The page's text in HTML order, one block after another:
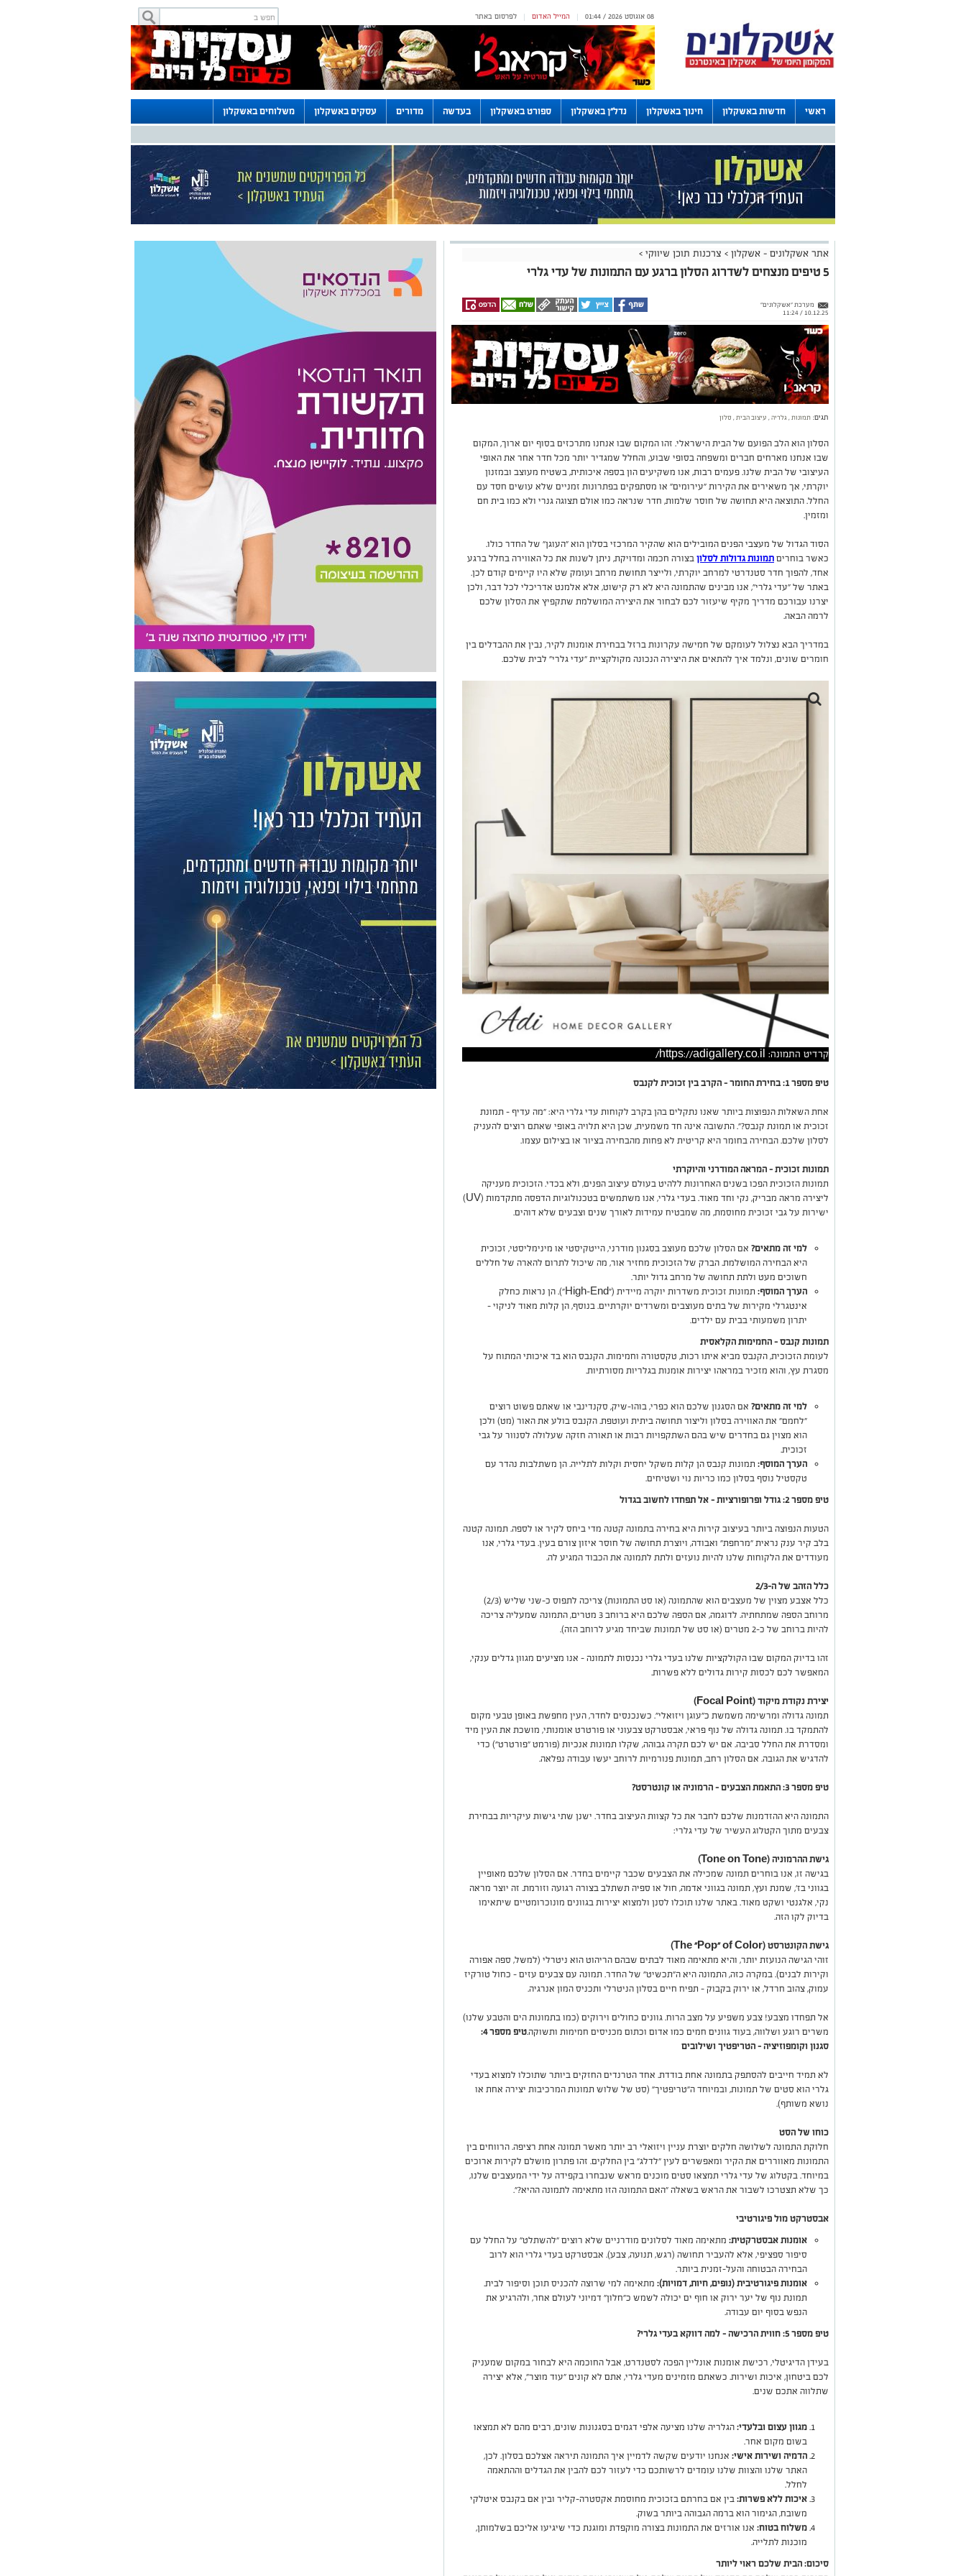
לפרסום באתר | המייל האדום | 08 אוגוסט 2026 / 01:44
ראשי חדשות באשקלון חינוך באשקלון נדל"ן באשקלון ספורט באשקלון בעדשה מדורים עסקים באשקלון משלוחים באשקלון
אתר אשקלונים - אשקלון > צרכנות תוכן שיווקי >
5 טיפים מנצחים לשדרוג הסלון ברגע עם התמונות של עדי גלרי
מערכת "אשקלונים"
10.12.25 / 11:24
תגים: תמונות,גלריה, עיצוב הבית, סלון
הסלון הוא הלב הפועם של הבית הישראלי. זהו המקום שבו אנחנו מתרכזים בסוף יום ארוך, המקום
שבו אנחנו מארחים חברים ומשפחה בסופי שבוע, והחלל שמגדיר יותר מכל חדר אחר את האופי
העיצובי של הבית שלנו. פעמים רבות, אנו משקיעים הון בספה איכותית, בשטיח מעוצב ובמזנון
יוקרתי, אך משאירים את הקירות "עירומים" או מסתפקים בפתרונות זמניים שלא עושים חסד עם
החלל. התוצאה היא תחושה של חוסר שלמות, חדר שנראה כמו אולם תצוגה גנרי ולא כמו בית חם
ומזמין.
הסוד הגדול של מעצבי הפנים המובילים הוא שהקיר המרכזי בסלון הוא "העוגן" של החדר כולו.
כאשר בוחריםתמונות גדולות לסלוןבצורה חכמה ומדויקת, ניתן לשנות את כל האווירה בחלל ברגע
אחד, להפוך חדר סטנדרטי למרחב יוקרתי, ולייצר תחושת מרחב ועומק שלא היו קיימים קודם לכן.
באתר של "עדי גלרי", אנו מבינים שהתמונה היא לא רק קישוט, אלא אלמנט אדריכלי לכל דבר, ולכן
יצרנו עבורכם מדריך מקיף שיעזור לכם לבחור את היצירה המושלמת שתקפיץ את הסלון שלכם
לרמה הבאה.
במדריך הבא נצלול לעומקם של חמישה עקרונות ברזל בבחירת אומנות לקיר, נבין את ההבדלים בין
חומרים שונים, ונלמד איך להתאים את היצירה הנכונה מקולקציית "עדי גלרי" לבית שלכם.
קרדיט התמונה: https://adigallery.co.il/
טיפ מספר 1: בחירת החומר – הקרב בין זכוכית לקנבס
אחת השאלות הנפוצות ביותר שאנו נתקלים בהן בקרב לקוחות עדי גלרי היא: "מה עדיף – תמונת
זכוכית או תמונת קנבס?". התשובה אינה חד משמעית, שכן היא תלויה באופי שאתם רוצים להעניק
לסלון שלכם. הבחירה בחומר היא קריטית לא פחות מהבחירה בציור או בצילום עצמו.
תמונות זכוכית – המראה המודרני והיוקרתי
תמונות הזכוכית הפכו בשנים האחרונות ללהיט בעולם עיצוב הפנים, ולא בכדי. הזכוכית מעניקה
ליצירה מראה מבריק, נקי וחד מאוד. בעדי גלרי, אנו משתמשים בטכנולוגיות הדפסה מתקדמות (UV)
ישירות על גבי זכוכית מחוסמת, מה שמבטיח עמידות לאורך שנים וצבעים שלא דוהים.
למי זה מתאים? אם הסלון שלכם מעוצב בסגנון מודרני, הייטקיסטי או מינימליסטי, זכוכית
היא הבחירה המושלמת. הברק של הזכוכית מחזיר אור, מה שיכול לתרום להארה של חללים
חשוכים מעט ולתת תחושה של מרחב גדול יותר.
הערך המוסף:
תמונות זכוכית משדרות יוקרה מיידית ("High-End"). הן נראות כחלק
אינטגרלי מקירות של בתים מעוצבים ומשרדים יוקרתיים. בנוסף, הן קלות מאוד לניקוי –
יתרון משמעותי בבית עם ילדים.
תמונות קנבס – החמימות הקלאסית
לעומת הזכוכית, הקנבס מביא איתו רכות, טקסטורה וחמימות. הקנבס הוא בד איכותי המתוח על
מסגרת עץ, והוא מזכיר במראהו יצירות אומנות בגלריות מסורתיות.
למי זה מתאים? אם הסגנון שלכם הוא כפרי, בוהו-שיק, סקנדינבי או שאתם פשוט רוצים
"לחמם" את האווירה בסלון וליצור תחושה ביתית ועוטפת. הקנבס בולע את האור (מט) ולכן
הוא מצוין גם בחדרים שיש בהם השתקפויות רבות או תאורה חזקה שעלולה לסנוור על גבי
זכוכית.
הערך המוסף: תמונות קנבס הן קלות משקל יחסית וקלות לתלייה. הן משתלבות נהדר עם
טקסטיל נוסף בסלון כמו כריות נוי ושטיחים.
טיפ מספר 2: גודל ופרופורציות – אל תפחדו לחשוב בגדול
הטעות הנפוצה ביותר בעיצוב קירות היא בחירה בתמונה קטנה מדי ביחס לקיר או לספה. תמונה קטנה
בלב קיר ענק נראית "מרחפת" ואבודה, ויוצרת תחושה של חוסר איזון צורם בעין. בעדי גלרי, אנו
מעודדים את הלקוחות שלנו להיות נועזים ולתת לתמונה את הכבוד המגיע לה.
כלל הזהב של ה-2/3
כלל אצבע מצוין של מעצבים הוא שהתמונה (או סט התמונות) צריכה לתפוס כ-שני שליש (2/3)
מרוחב הספה שמתחתיה. לדוגמה, אם הספה שלכם היא ברוחב 3 מטרים, התמונה שמעליה צריכה
להיות ברוחב של כ-2 מטרים (או סט של תמונות שביחד מגיע לרוחב הזה).
זהו בדיוק המקום שבו הקולקציות שלנו בעדי גלרי נכנסות לתמונה – אנו מציעים מגוון גדלים ענקי,
המאפשר לכם לכסות קירות גדולים ללא פשרות.
יצירת נקודת מיקוד (Focal Point)
תמונה גדולה ומרשימה משמשת כ"עוגן ויזואלי". כשנכנסים לחדר, העין מחפשת באופן טבעי מקום
להתמקד בו. תמונה גדולה של נוף פראי, אבסטרקט צבעוני או פורטרט אומנותי, מושכת את העין מיד
ומסדרת את החלל סביבה. אם יש לכם תקרה גבוהה, שקלו תמונות אנכיות (פורמט "פורטרט") כדי
להדגיש את הגובה. אם הסלון רחב, תמונות פנורמיות לרוחב יעשו עבודה נפלאה.
טיפ מספר 3: התאמת הצבעים – הרמוניה או קונטרסט?
התמונה היא ההזדמנות שלכם לחבר את כל קצוות העיצוב בחדר. ישנן שתי גישות עיקריות בבחירת
צבעים מתוך הקטלוג העשיר של עדי גלרי:
גישת ההרמוניה (Tone on Tone)
בגישה זו, אנו בוחרים תמונה שמכילה את הצבעים שכבר קיימים בחדר. אם הסלון שלכם מאופיין
בגווני בז', שמנת ועץ, תמונה בגווני אדמה, חול או ספיה תשתלב בצורה רגועה וזורמת. זה יוצר מראה
נקי, אלגנטי ושקט מאוד. באתר שלנו תוכלו לסנן ולמצוא יצירות בגוונים מונוכרומטיים שיתאימו
בדיוק לקו הזה.
גישת הקונטרסט (The "Pop" of Color)
זוהי הגישה הנועזת יותר, והיא מתאימה מאוד לבתים שבהם הריהוט הוא ניטרלי (למשל, ספה אפורה
וקירות לבנים). במקרה כזה, התמונה היא ה"תכשיט" של החדר. תמונה עם צבעים עזים – כחול טורקיז
עמוק, צהוב חרדל, או ירוק בקבוק – תפיח חיים בסלון הניטרלי ותכניס המון אנרגיה.
אל תפחדו מצבע! צבע משפיע על מצב הרוח. גוונים כחולים וירוקים (כמו בתמונות הים והטבע שלנו)
משרים רוגע ושלווה, בעוד גוונים חמים כמו אדום וכתום מכניסים חמימות ותשוקה.
טיפ מספר 4:
סגנון וקומפוזיציה – הטריפטיך ושילובים
לא תמיד חייבים להסתפק בתמונה אחת בודדת. אחד הטרנדים החזקים ביותר שתוכלו למצוא בעדי
גלרי הוא סטים של תמונות, ובמיוחד ה"טריפטיך" (סט של שלוש תמונות המרכיבות יצירה אחת או
נושא משותף).
כוחו של הסט
חלוקת התמונה לשלושה חלקים יוצרת עניין ויזואלי רב יותר מאשר תמונה אחת רציפה. הרווחים בין
התמונות מאווררים את הקיר ומאפשרים לעין "לדלג" בין החלקים. זהו פתרון מושלם לקירות ארוכים
במיוחד. בקטלוג של עדי גלרי תמצאו סטים מוכנים מראש שנבחרו בקפידה על ידי המעצבים שלנו,
כך שלא תצטרכו לשבור את הראש בשאלה "האם התמונה הזו מתאימה לתמונה ההיא?".
אבסטרקט מול פיגורטיבי
אומנות אבסטרקטית: מתאימה מאוד לסלונים מודרניים שלא רוצים "להשתלט" על החלל עם
סיפור ספציפי, אלא להעביר תחושה (רגש, תנועה, צבע). אבסטרקט בעדי גלרי הוא לרוב
הבחירה הבטוחה והעל-זמנית ביותר.
אומנות פיגורטיבית (נופים, חיות, דמויות): מתאימה למי שרוצה להכניס תוכן וסיפור לבית.
תמונת נוף של יער ירוק או חוף ים יכולה לשמש כ"חלון" דמיוני לעולם אחר, ולהרגיע את
הנפש בסוף יום עבודה.
טיפ מספר 5: חווית הרכישה – למה דווקא בעדי גלרי?
בעידן הדיגיטלי, רכישת אומנות אונליין הפכה לסטנדרט, אבל החוכמה היא לבחור במקום שמעניק
לכם ביטחון, איכות ושירות. כשאתם מזמינים מעדי גלרי, אתם לא קונים "עוד מוצר", אלא יצירה
שתלווה אתכם שנים.
מגוון עצום ובלעדי:הגלריה שלנו מציעה אלפי דגמים בסגנונות שונים, רבים מהם לא תמצאו
בשום מקום אחר.
הדמיה ושירות אישי: אנחנו יודעים שקשה לדמיין איך התמונה תיראה אצלכם בסלון. לכן,
האתר שלנו והצוות שלנו עומדים לרשותכם כדי לעזור לכם להבין את הגדלים וההתאמה
לחלל.
איכות ללא פשרות:בין אם בחרתם בזכוכית מחוסמת אקסטרה-קליר ובין אם בקנבס איטלקי
משובח, הגימור הוא ברמה הגבוהה ביותר בשוק.
משלוח בטוח: אנו אורזים את התמונות בצורה מוקפדת ומוגנת כדי שיגיעו אליכם בשלמותן,
מוכנות לתלייה.
סיכום: הבית שלכם ראוי ליותר